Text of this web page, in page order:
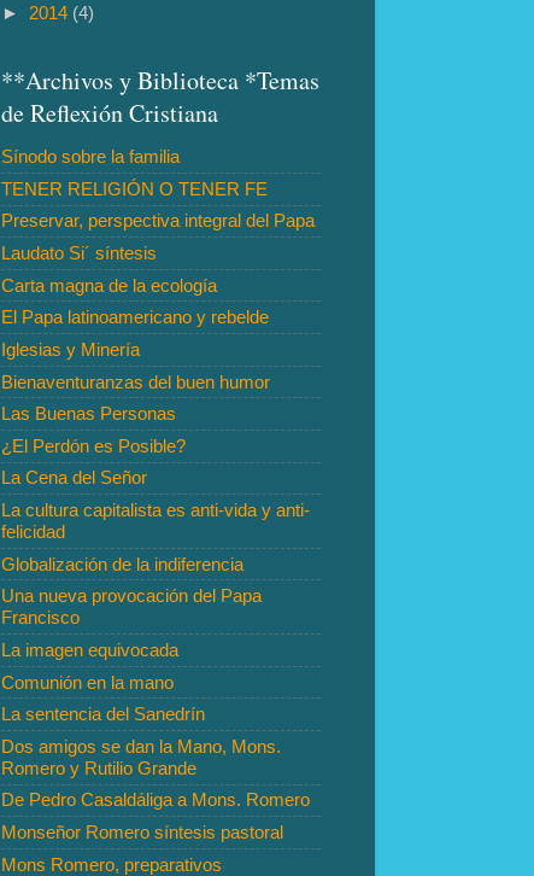
► 2014 (4)
**Archivos y Biblioteca *Temas
de Reflexión Cristiana
Sínodo sobre la familia
TENER RELIGIÓN O TENER FE
Preservar, perspectiva integral del Papa
Laudato Si´ síntesis
Carta magna de la ecología
El Papa latinoamericano y rebelde
Iglesias y Minería
Bienaventuranzas del buen humor
Las Buenas Personas
¿El Perdón es Posible?
La Cena del Señor
La cultura capitalista es anti-vida y anti-
felicidad
Globalización de la indiferencia
Una nueva provocación del Papa
Francisco
La imagen equivocada
Comunión en la mano
La sentencia del Sanedrín
Dos amigos se dan la Mano, Mons.
Romero y Rutilio Grande
De Pedro Casaldáliga a Mons. Romero
Monseñor Romero síntesis pastoral
Mons Romero, preparativos